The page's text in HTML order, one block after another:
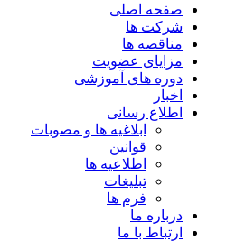
صفحه اصلی
شرکت ها
مناقصه ها
مزایای عضویت
دوره های آموزشی
اخبار
اطلاع رسانی
ابلاغیه ها و مصوبات
قوانین
اطلاعیه ها
تبلیغات
فرم ها
درباره ما
ارتباط با ما